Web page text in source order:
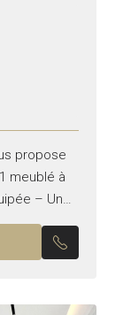
propose
meublé à
– Une